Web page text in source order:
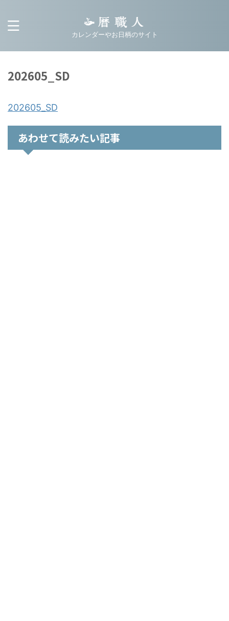
カレンダーやお日柄のサイト
202605_SD
202605_SD
あわせて読みたい記事